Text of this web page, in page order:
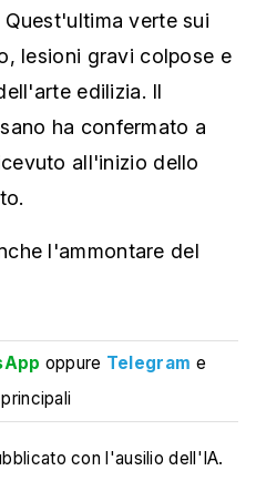
verte sui
lesioni gravi colpose e
edilizia. Il
ha confermato a
all'inizio dello
l'ammontare del
oppure Telegram e
con l'ausilio dell'IA.